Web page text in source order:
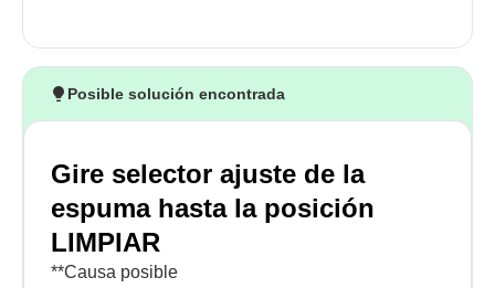
Posible solución encontrada
Gire selector ajuste de la
espuma hasta la posición
LIMPIAR
**Causa posible